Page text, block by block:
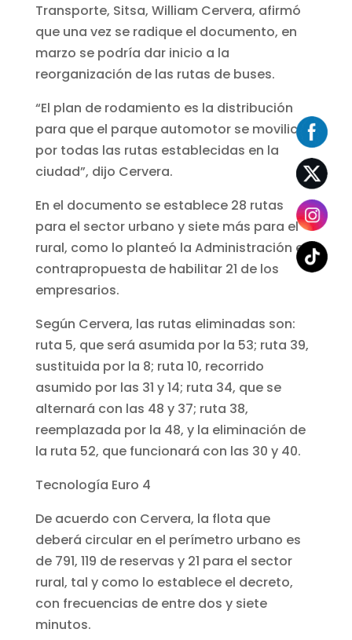
Transporte, Sitsa, William Cervera, afirmó
que una vez se radique el documento, en
marzo se podría dar inicio a la
reorganización de las rutas de buses.
“El plan de rodamiento es la distribución
para que el parque automotor se movilice
por todas las rutas establecidas en la
ciudad”, dijo Cervera.
En el documento se establece 28 rutas
para el sector urbano y siete más para el
rural, como lo planteó la Administración en
contrapropuesta de habilitar 21 de los
empresarios.
Según Cervera, las rutas eliminadas son:
ruta 5, que será asumida por la 53; ruta 39,
sustituida por la 8; ruta 10, recorrido
asumido por las 31 y 14; ruta 34, que se
alternará con las 48 y 37; ruta 38,
reemplazada por la 48, y la eliminación de
la ruta 52, que funcionará con las 30 y 40.
Tecnología Euro 4
De acuerdo con Cervera, la flota que
deberá circular en el perímetro urbano es
de 791, 119 de reservas y 21 para el sector
rural, tal y como lo establece el decreto,
con frecuencias de entre dos y siete
minutos.